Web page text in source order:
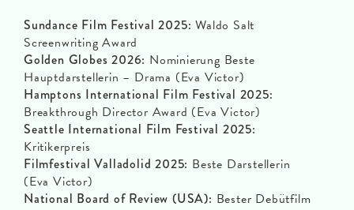
Sundance Film Festival 2025: Waldo Salt
Screenwriting Award
Golden Globes 2026: Nominierung Beste
Hauptdarstellerin – Drama (Eva Victor)
Hamptons International Film Festival 2025:
Breakthrough Director Award (Eva Victor)
Seattle International Film Festival 2025:
Kritikerpreis
Filmfestival Valladolid 2025: Beste Darstellerin
(Eva Victor)
National Board of Review (USA): Bester Debütfilm